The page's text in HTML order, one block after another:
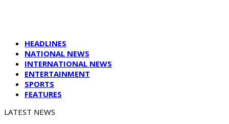
HEADLINES
NATIONAL NEWS
INTERNATIONAL NEWS
ENTERTAINMENT
SPORTS
FEATURES
LATEST NEWS